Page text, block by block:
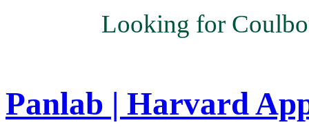
Looking for
Panlab | Harvard